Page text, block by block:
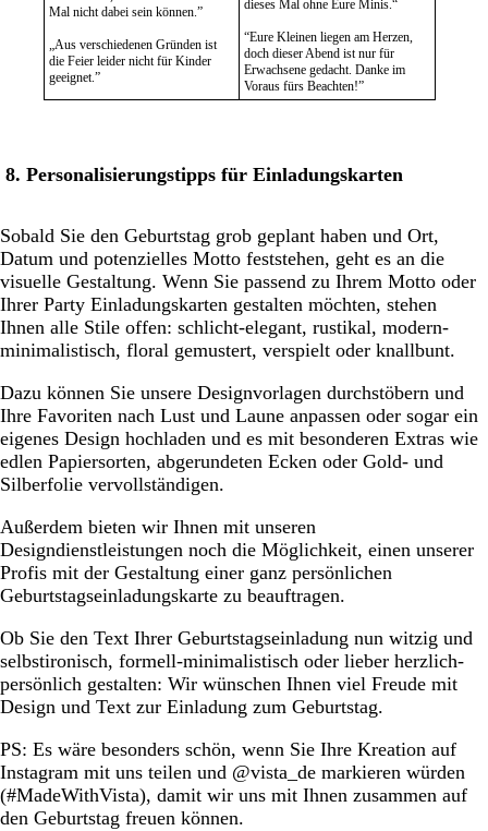
Mal nicht dabei sein können.”
„Aus verschiedenen Gründen ist
die Feier leider nicht für Kinder
geeignet.”
dieses Mal ohne Eure Minis.“
“Eure Kleinen liegen am Herzen,
doch dieser Abend ist nur für
Erwachsene gedacht. Danke im
Voraus fürs Beachten!”
8. Personalisierungstipps für Einladungskarten
Sobald Sie den Geburtstag grob geplant haben und Ort,
Datum und potenzielles Motto feststehen, geht es an die
visuelle Gestaltung. Wenn Sie passend zu Ihrem Motto oder
Ihrer Party Einladungskarten gestalten möchten, stehen
Ihnen alle Stile offen: schlicht-elegant, rustikal, modern-
minimalistisch, floral gemustert, verspielt oder knallbunt.
Dazu können Sie unsere Designvorlagen durchstöbern und
Ihre Favoriten nach Lust und Laune anpassen oder sogar ein
eigenes Design hochladen und es mit besonderen Extras wie
edlen Papiersorten, abgerundeten Ecken oder Gold- und
Silberfolie vervollständigen.
Außerdem bieten wir Ihnen mit unseren
Designdienstleistungen noch die Möglichkeit, einen unserer
Profis mit der Gestaltung einer ganz persönlichen
Geburtstagseinladungskarte zu beauftragen.
Ob Sie den Text Ihrer Geburtstagseinladung nun witzig und
selbstironisch, formell-minimalistisch oder lieber herzlich-
persönlich gestalten: Wir wünschen Ihnen viel Freude mit
Design und Text zur Einladung zum Geburtstag.
PS: Es wäre besonders schön, wenn Sie Ihre Kreation auf
Instagram mit uns teilen und @vista_de markieren würden
(#MadeWithVista), damit wir uns mit Ihnen zusammen auf
den Geburtstag freuen können.